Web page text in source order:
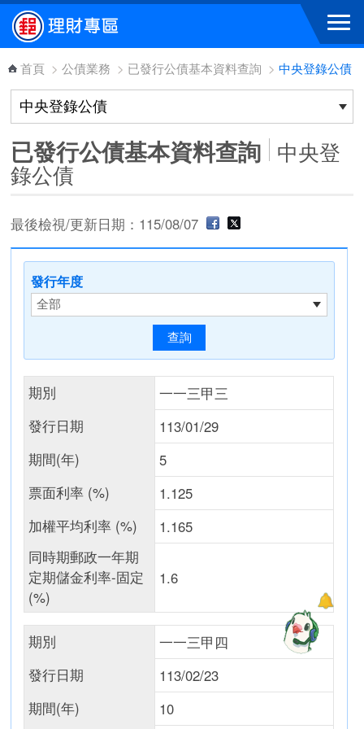
跳到主要內容區塊
首頁 > 公債業務 > 已發行公債基本資料查詢 > 中央登錄公債
已發行公債基本資料查詢 中央登
錄公債
最後檢視/更新日期：115/08/07
發行年度
期別
一一三甲三
發行日期
113/01/29
期間(年)
5
票面利率 (%)
1.125
加權平均利率 (%)
1.165
同時期郵政一年期
定期儲金利率-固定
(%)
1.6
期別
一一三甲四
發行日期
113/02/23
期間(年)
10